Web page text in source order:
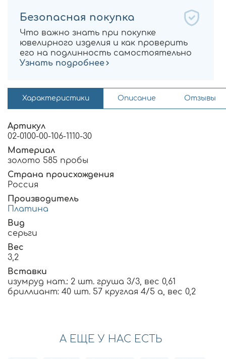
Безопасная покупка
Что важно знать при покупке
ювелирного изделия и как проверить
его на подлинность самостоятельно
Узнать подробнее
Характеристики Описание Отзывы
Артикул
02-0100-00-106-1110-30
Материал
золото 585 пробы
Страна происхождения
Россия
Производитель
Платина
Вид
серьги
Вес
3,2
Вставки
изумруд нат.: 2 шт. груша 3/3, вес 0,61
бриллиант: 40 шт. 57 круглая 4/5 а, вес 0,2
А ЕЩЕ У НАС ЕСТЬ